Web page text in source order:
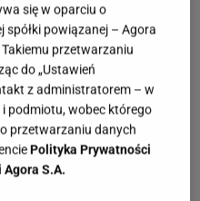
się w oparciu o
spółki powiązanej – Agora
przetwarzaniu
do „Ustawień
z administratorem – w
podmiotu, wobec którego
przetwarzaniu danych
Polityka Prywatności
S.A.